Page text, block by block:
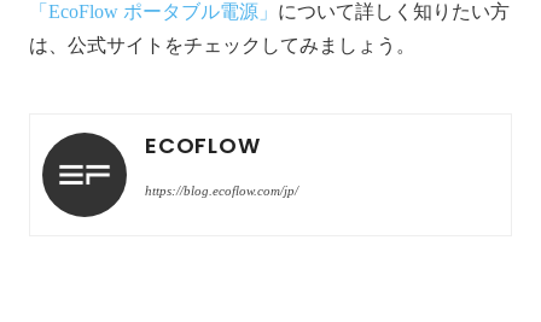
「EcoFlow ポータブル電源」 について詳しく知りたい方
は、公式サイトをチェックしてみましょう。
ECOFLOW
https://blog.ecoflow.com/jp/